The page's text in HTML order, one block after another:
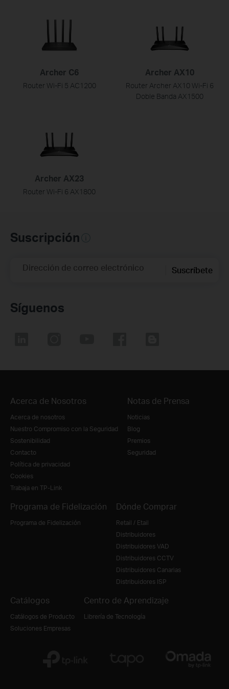
Archer C6
Router Wi-Fi 5 AC1200
Archer AX10
Router Archer AX10 Wi-Fi 6
Doble Banda AX1500
Archer AX23
Router Wi-Fi 6 AX1800
Suscripción
Dirección de correo electrónico Suscríbete
Síguenos
Acerca de Nosotros
Acerca de nosotros
Nuestro Compromiso con la Seguridad
Sostenibilidad
Contacto
Política de privacidad
Cookies
Trabaja en TP-Link
Notas de Prensa
Noticias
Blog
Premios
Seguridad
Programa de Fidelización
Programa de Fidelización
Dónde Comprar
Retail / Etail
Distribuidores
Distribuidores VAD
Distribuidores CCTV
Distribuidores Canarias
Distribuidores ISP
Catálogos
Catálogos de Producto
Soluciones Empresas
Centro de Aprendizaje
Librería de Tecnología